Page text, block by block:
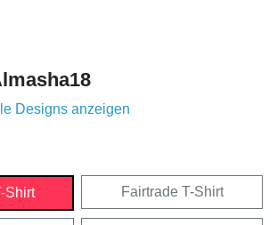
Designs anzeigen
Shirt Fairtrade T-Shirt